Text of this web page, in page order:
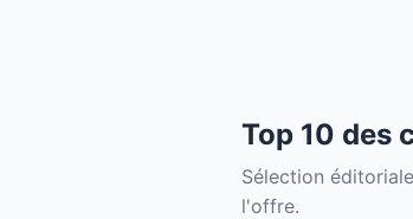
Top 10 des
Sélection
l'offre.